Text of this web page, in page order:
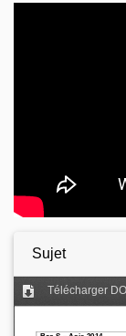
Sujet